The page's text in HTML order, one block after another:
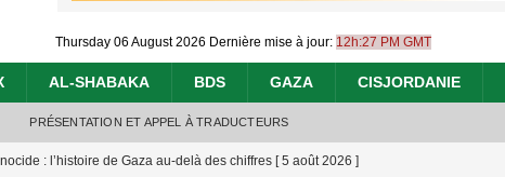
Thursday 06 August 2026 Dernière mise à jour: 12h:27 PM GMT
AL-SHABAKA BDS GAZA CISJORDANIE
PRÉSENTATION ET APPEL À TRADUCTEURS
: l’histoire de Gaza au-delà des chiffres [ 5 août 2026 ]